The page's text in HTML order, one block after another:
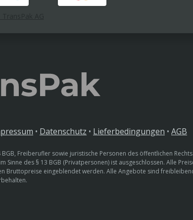
• Datenschutz • Lieferbedingungen • AGB
Freiberufler sowie juristische Personen des öffentlichen
des § 13 BGB (Privatpersonen) ist ausgeschlossen. Alle
Bruttopreise eingeblendet werden. Alle Angebote sind